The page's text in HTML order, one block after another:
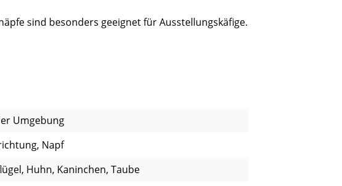
sind besonders geeignet für Ausstellungskäfige.
Umgebung
Napf
Huhn, Kaninchen, Taube